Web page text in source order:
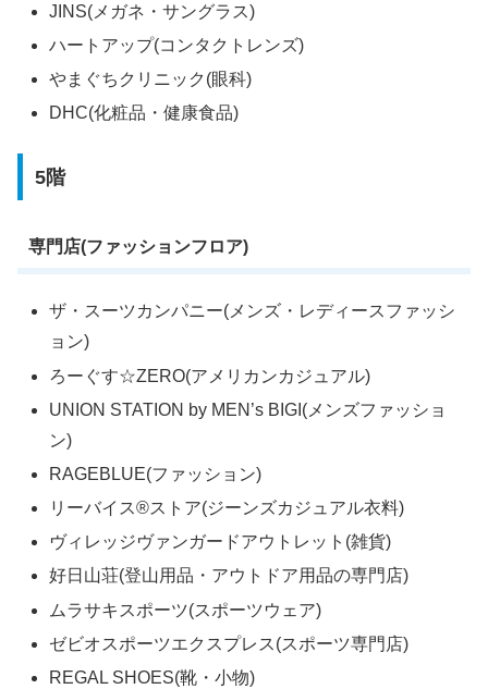
JINS(メガネ・サングラス)
ハートアップ(コンタクトレンズ)
やまぐちクリニック(眼科)
DHC(化粧品・健康食品)
5階
専門店(ファッションフロア)
ザ・スーツカンパニー(メンズ・レディースファッシ
ョン)
ろーぐす☆ZERO(アメリカンカジュアル)
UNION STATION by MEN’s BIGI(メンズファッショ
ン)
RAGEBLUE(ファッション)
リーバイス®ストア(ジーンズカジュアル衣料)
ヴィレッジヴァンガードアウトレット(雑貨)
好日山荘(登山用品・アウトドア用品の専門店)
ムラサキスポーツ(スポーツウェア)
ゼビオスポーツエクスプレス(スポーツ専門店)
REGAL SHOES(靴・小物)